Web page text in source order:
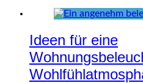
Ideen für eine